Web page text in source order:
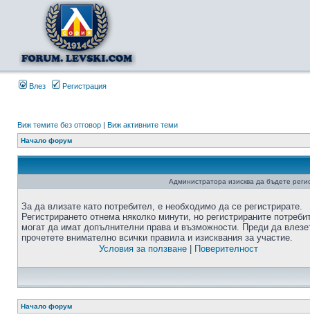
Влез Регистрация
Виж темите без отговор | Виж активните теми
Начало форум
Администратора изисква да бъдете
За да влизате като потребител, е необходимо да се регистрирате.
Регистрирането отнема няколко минути, но регистрираните
могат да имат допълнителни права и възможности. Преди да
прочетете внимателно всички правила и изисквания за участие.
Условия за ползване| Поверителност
Начало форум